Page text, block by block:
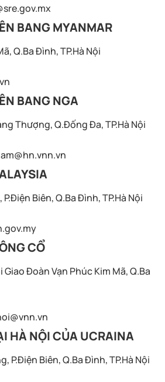
BANG MYANMAR
Q.Ba Đình, TP.Hà Nội
BANG NGA
Thượng, Q.Đống Đa, TP.Hà Nội
Biên, Q.Ba Đình, TP.Hà Nội
CỔ
Đoàn Vạn Phúc Kim Mã, Q.Ba
HÀ NỘI CỦA UCRAINA
P.Điện Biên, Q.Ba Đình, TP.Hà Nội